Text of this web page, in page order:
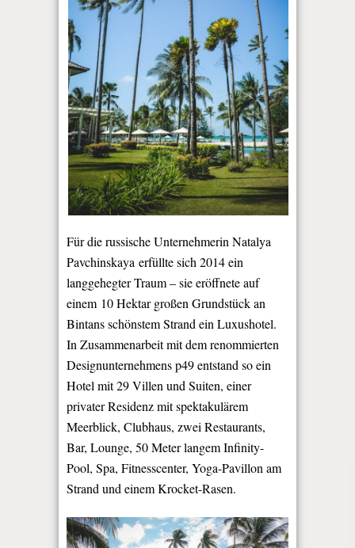
Für die russische Unternehmerin Natalya
Pavchinskaya erfüllte sich 2014 ein
langgehegter Traum – sie eröffnete auf
einem 10 Hektar großen Grundstück an
Bintans schönstem Strand ein Luxushotel.
In Zusammenarbeit mit dem renommierten
Designunternehmens p49 entstand so ein
Hotel mit 29 Villen und Suiten, einer
privater Residenz mit spektakulärem
Meerblick, Clubhaus, zwei Restaurants,
Bar, Lounge, 50 Meter langem Infinity-
Pool, Spa, Fitnesscenter, Yoga-Pavillon am
Strand und einem Krocket-Rasen.